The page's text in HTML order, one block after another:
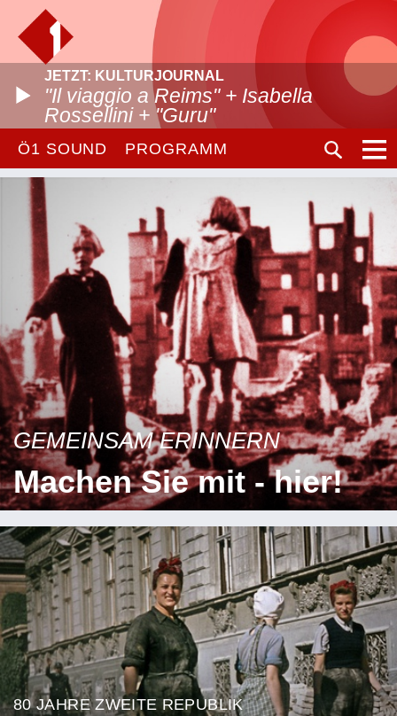
JETZT: KULTURJOURNAL
"Il viaggio a Reims" + Isabella
Rossellini + "Guru"
Ö1 SOUND PROGRAMM
GEMEINSAM ERINNERN
Machen Sie mit - hier!
80 JAHRE ZWEITE REPUBLIK